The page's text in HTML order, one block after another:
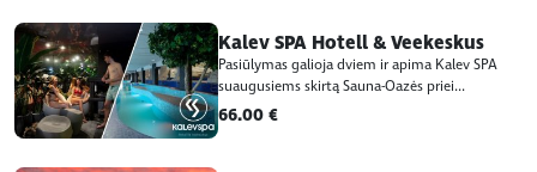
Kalev SPA Hotell & Veekeskus
Pasiūlymas galioja dviem ir apima Kalev SPA
suaugusiems skirtą Sauna-Oazės priei...
66.00 €